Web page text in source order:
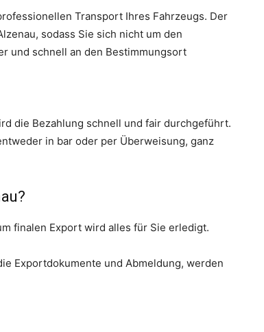
Transport Ihres Fahrzeugs. Der
sodass Sie sich nicht um den
und schnell an den Bestimmungsort
die Bezahlung schnell und fair durchgeführt.
in bar oder per Überweisung, ganz
finalen Export wird alles für Sie erledigt.
Exportdokumente und Abmeldung, werden